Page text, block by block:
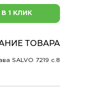
1 КЛИК
ТОВАРА
SALVO 7219 c.8